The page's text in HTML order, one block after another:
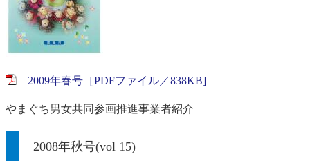
2009年春号［PDFファイル／838KB]
やまぐち男女共同参画推進事業者紹介
2008年秋号(vol 15)